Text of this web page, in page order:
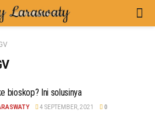
bioskop? Ini solusinya
4 SEPTEMBER, 2021 0